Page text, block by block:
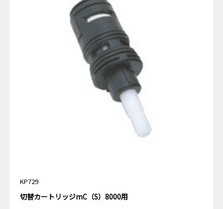
KP729
切替カートリッジmC（S）8000用